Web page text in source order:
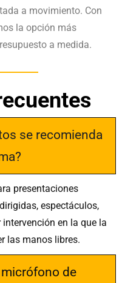
a movimiento. Con
la opción más
a medida.
se recomienda
presentaciones
espectáculos,
en la que la
las manos libres.
de